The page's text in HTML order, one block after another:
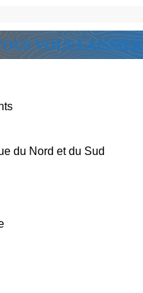
VOUS
du Nord et du Sud